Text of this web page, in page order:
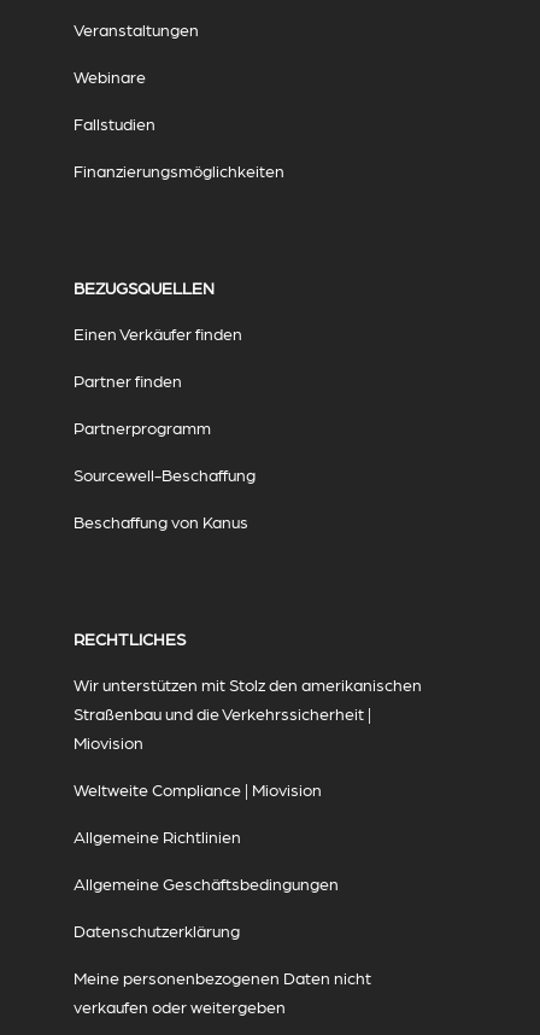
Veranstaltungen
Webinare
Fallstudien
Finanzierungsmöglichkeiten
BEZUGSQUELLEN
Einen Verkäufer finden
Partner finden
Partnerprogramm
Sourcewell-Beschaffung
Beschaffung von Kanus
RECHTLICHES
Wir unterstützen mit Stolz den amerikanischen
Straßenbau und die Verkehrssicherheit |
Miovision
Weltweite Compliance | Miovision
Allgemeine Richtlinien
Allgemeine Geschäftsbedingungen
Datenschutzerklärung
Meine personenbezogenen Daten nicht
verkaufen oder weitergeben